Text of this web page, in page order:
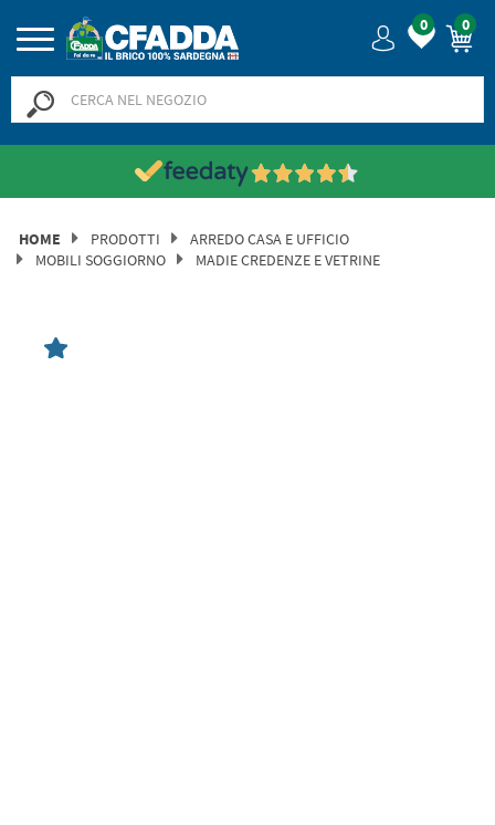
0 0
HOME PRODOTTI
ARREDO CASA E UFFICIO
MOBILI SOGGIORNO
MADIE CREDENZE E VETRINE